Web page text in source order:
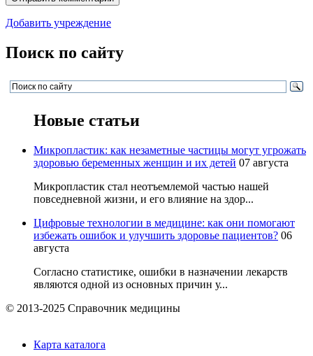
Добавить учреждение
Поиск по сайту
Новые статьи
Микропластик: как незаметные частицы могут угрожать
здоровью беременных женщин и их детей 07 августа
Микропластик стал неотъемлемой частью нашей
повседневной жизни, и его влияние на здор...
Цифровые технологии в медицине: как они помогают
избежать ошибок и улучшить здоровье пациентов? 06
августа
Согласно статистике, ошибки в назначении лекарств
являются одной из основных причин у...
© 2013-2025 Справочник медицины
Карта каталога